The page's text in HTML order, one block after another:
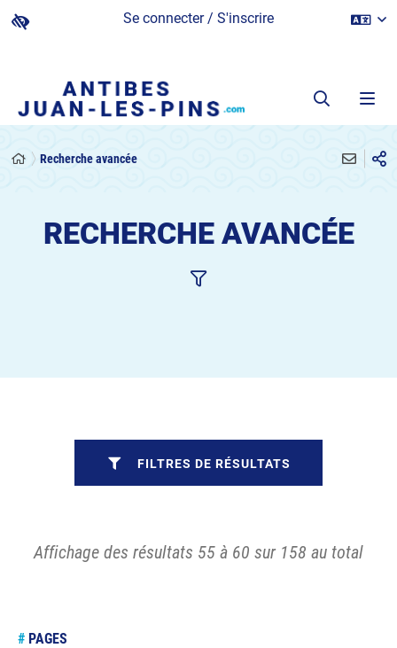
Se connecter / S'inscrire
Recherche avancée
RECHERCHE AVANCÉE
Affichage des résultats 55 à 60 sur 158 au total
# PAGES
FILTRES DE RÉSULTATS